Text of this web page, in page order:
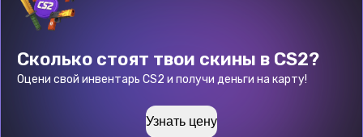
Сколько стоят твои скины в CS2?
Оцени свой инвентарь CS2 и получи деньги на карту!
Узнать цену